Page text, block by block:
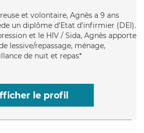
et volontaire, Agnès a 9 ans
un diplôme d'Etat d'infirmier (DEI).
et le HIV / Sida, Agnès apporte
lessive/repassage, ménage,
de nuit et repas*
le profil